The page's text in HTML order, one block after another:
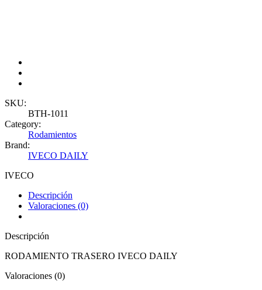
SKU:
BTH-1011
Category:
Rodamientos
Brand:
IVECO DAILY
IVECO
Descripción
Valoraciones (0)
Descripción
RODAMIENTO TRASERO IVECO DAILY
Valoraciones (0)